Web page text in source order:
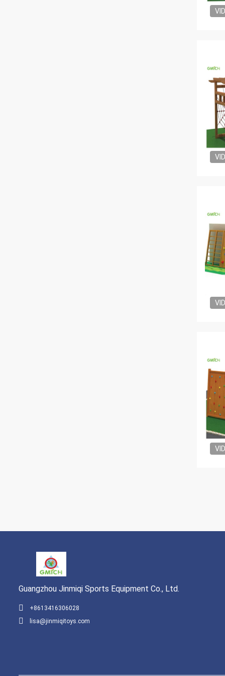
Guangzhou Jinmiqi Sports Equipment Co., Ltd.
+8613416306028
lisa@jinmiqitoys.com